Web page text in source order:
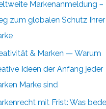
Markenanmeldung –
zum globalen Schutz Ihrer
& Marken — Warum
Ideen der Anfang jeder
Marke sind
mit Frist: Was